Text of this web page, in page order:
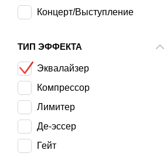
Концерт/Выступление
ТИП ЭФФЕКТА
Эквалайзер
Компрессор
Лимитер
Де-эссер
Гейт